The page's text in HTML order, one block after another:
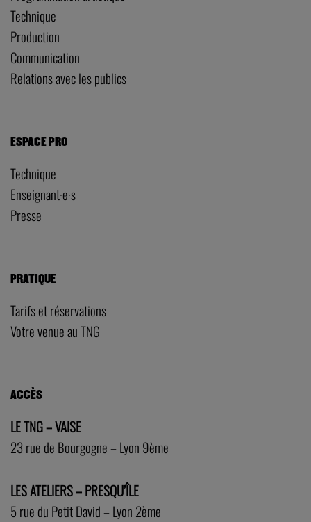
Technique
Production
Communication
Relations avec les publics
ESPACE PRO
Technique
Enseignant·e·s
Presse
PRATIQUE
Tarifs et réservations
Votre venue au TNG
ACCÈS
LE TNG – VAISE
23 rue de Bourgogne – Lyon 9ème
LES ATELIERS – PRESQU’ÎLE
5 rue du Petit David – Lyon 2ème